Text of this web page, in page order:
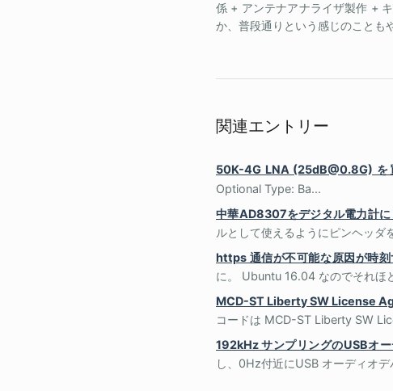
係 + アンテナアナライザ製作 +
か、普段通りという感じのことも
関連エントリー
50K-4G LNA (25dB@0.8G) を
Optional Type: Ba...
中華AD8307をデジタル電力計に
ルとして使えるようにピンヘッダ
https 通信が不可能な原因が時刻
に。 Ubuntu 16.04 なのでそれほ
MCD-ST Liberty SW License
コードは MCD-ST Liberty SW
192kHz サンプリングのUSBオ
し、0Hz付近にUSB オーディオ